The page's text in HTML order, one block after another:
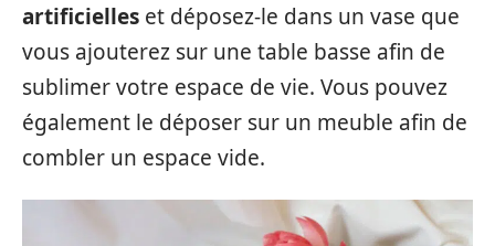
artificielles et déposez-le dans un vase que
vous ajouterez sur une table basse afin de
sublimer votre espace de vie. Vous pouvez
également le déposer sur un meuble afin de
combler un espace vide.